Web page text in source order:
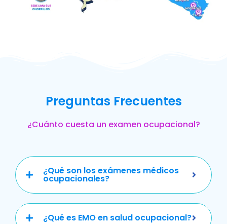
Preguntas Frecuentes
¿Cuánto cuesta un examen ocupacional?
¿Qué son los exámenes médicos
ocupacionales?
¿Qué es EMO en salud ocupacional?